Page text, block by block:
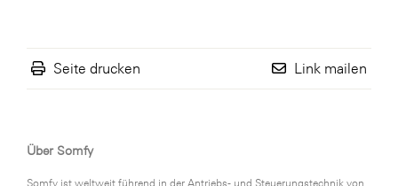
Seite drucken Link mailen
Über Somfy
Somfy ist weltweit führend in der Antriebs- und Steuerungstechnik von